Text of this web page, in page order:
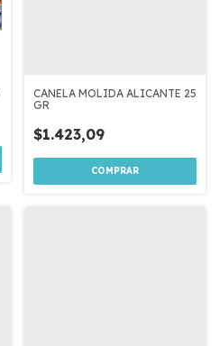
CANELA MOLIDA ALICANTE 25
GR
$1.423,09